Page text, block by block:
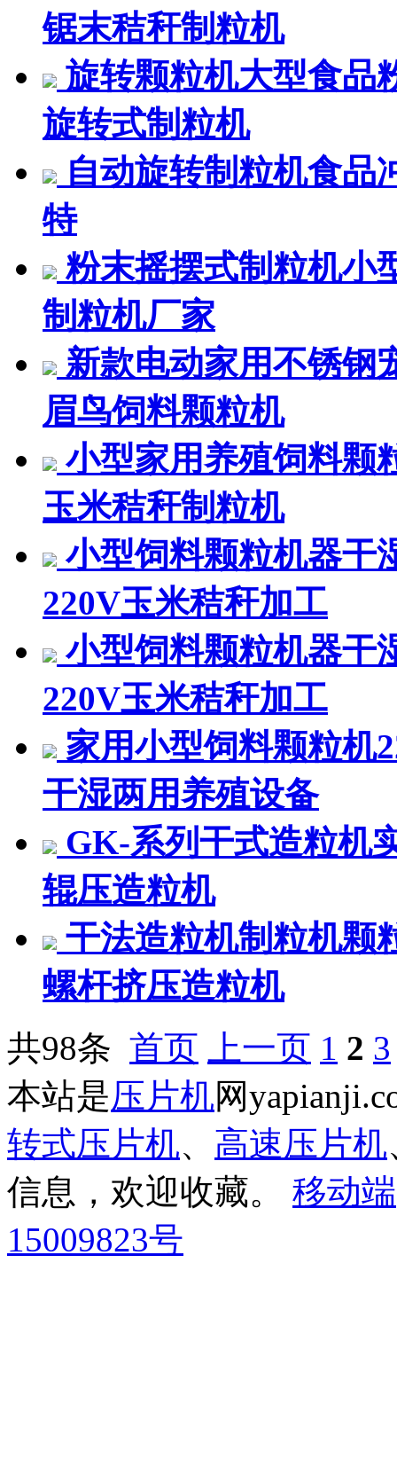
锯末秸秆制粒机
旋转颗粒机大型食品
旋转式制粒机
自动旋转制粒机食品
特
粉末摇摆式制粒机小
制粒机厂家
新款电动家用不锈钢
眉鸟饲料颗粒机
小型家用养殖饲料颗
玉米秸秆制粒机
小型饲料颗粒机器干
220V玉米秸秆加工
小型饲料颗粒机器干
220V玉米秸秆加工
家用小型饲料颗粒机
干湿两用养殖设备
GK-系列干式造粒机
辊压造粒机
干法造粒机制粒机颗
螺杆挤压造粒机
共98条 首页 上一页 1 2 3
本站是压片机网
转式压片机、 高速压片机
信息，欢迎收藏。 移动端
15009823号